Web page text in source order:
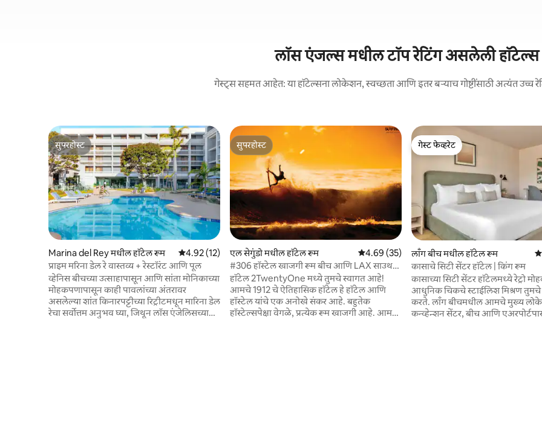
लॉस एंजल्स मधील टॉप रेटिंग असलेली हॉटेल्स
गेस्ट्स सहमत आहेत: या हॉटेल्सना लोकेशन, स्वच्छता आणि इतर बऱ्याच गोष्टींसाठी अत्यंत उच्च
सुपरहोस्ट
सुपरहोस्ट
Marina del Rey मधील हॉटेल रूम 5 पैकी 4.92 सरासरी रेटिंग, 12 रिव्ह्यूज
4.92 (12)
प्राइम मरिना डेल रे वास्तव्य + रेस्टॉरंट आणि पूल
व्हेनिस बीचच्या उत्साहापासून आणि सांता मोनिकाच्या
मोहकपणापासून काही पावलांच्या अंतरावर
असलेल्या शांत किनारपट्टीच्या रिट्रीटमधून मारिना डेल
रेचा सर्वोत्तम अनुभव घ्या, जिथून लॉस एंजेलिसच्या
सुपरहोस्ट
सुपरहोस्ट
एल सेगुंडो मधील हॉटेल रूम 5 पैकी 4.69 सरासरी रेटिंग, 35 रिव्ह्यूज
4.69 (35)
#306 हॉस्टेल खाजगी रूम बीच आणि LAX साउथ
बेजच्या जवळ
हॉटेल 2TwentyOne मध्ये तुमचे स्वागत आहे!
आमचे 1912 चे ऐतिहासिक हॉटेल हे हॉटेल आणि
हॉस्टेल यांचे एक अनोखे संकर आहे. बहुतेक
हॉस्टेल्सपेक्षा वेगळे, प्रत्येक रूम खाजगी आहे. आमचे
गेस्ट फेव्हरेट
गेस्ट फेव्हरेट
लाँग बीच मधील हॉटेल रूम 5
कासाचे सिटी सेंटर हॉटेल | किंग रूम
कासाच्या सिटी सेंटर हॉटेलमध्ये रेट्रो
आधुनिक चिकचे स्टाईलिश मिश्रण तुमचे
करते. लाँग बीचमधील आमचे मुख्य
कन्व्हेन्शन सेंटर, बीच आणि